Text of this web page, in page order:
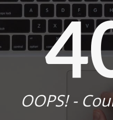
OOPS! -